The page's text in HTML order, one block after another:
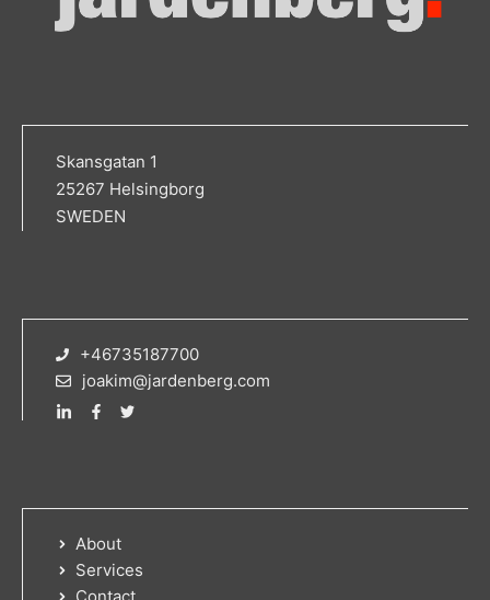
Skansgatan 1
25267 Helsingborg
SWEDEN
+46735187700
joakim@jardenberg.com
About
Services